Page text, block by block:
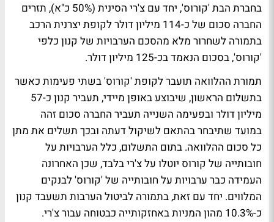
בחברת הבת 'קורוס', יחד עם צ'רי הסינית (50% כ"א), תזרים
החברה סכום של כ-114 מיליון דולר לקופת יצרנית הרכב
בתמורה לשחרור מלא מהסכם הערבויות של קנון כלפי
'קורוס', בסכום הנאמד בכ-125 מיליון דולר.
תמורת ההלוואה תועבר לקופת 'קורוס' בשתי פעימות כאשר
בתשלום הראשון, שיבוצע באופן מיידי, תעביר קנון כ-57
מיליון דולר ובפעימה השנייה תעביר החברה סכום זהה
במועד שתיבחר בהתאם לשיקול דעתה ובכך תשלים את מתן
כל סכום ההלוואה. בתום התשלום, כלל הערבויות על
חובותייה של קורוס יוטלו על צ'רי בלבד, שכן האחרונה
העמידה כבר ערבויות על חובותייה של 'קורוס' לבנקים
המלווים. יחד עם זאת, בתמורה לביטול הערבות תשעבד קנון
כ-10.3% מהון המניות באחזקותייה כבטוחה עבור צ'רי.